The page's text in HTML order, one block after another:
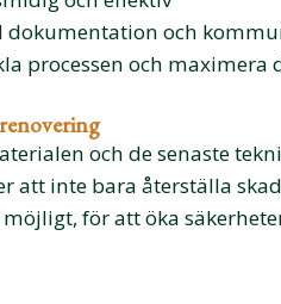
dokumentation och
processen och maximera
och de senaste
att inte bara återställa
för att öka